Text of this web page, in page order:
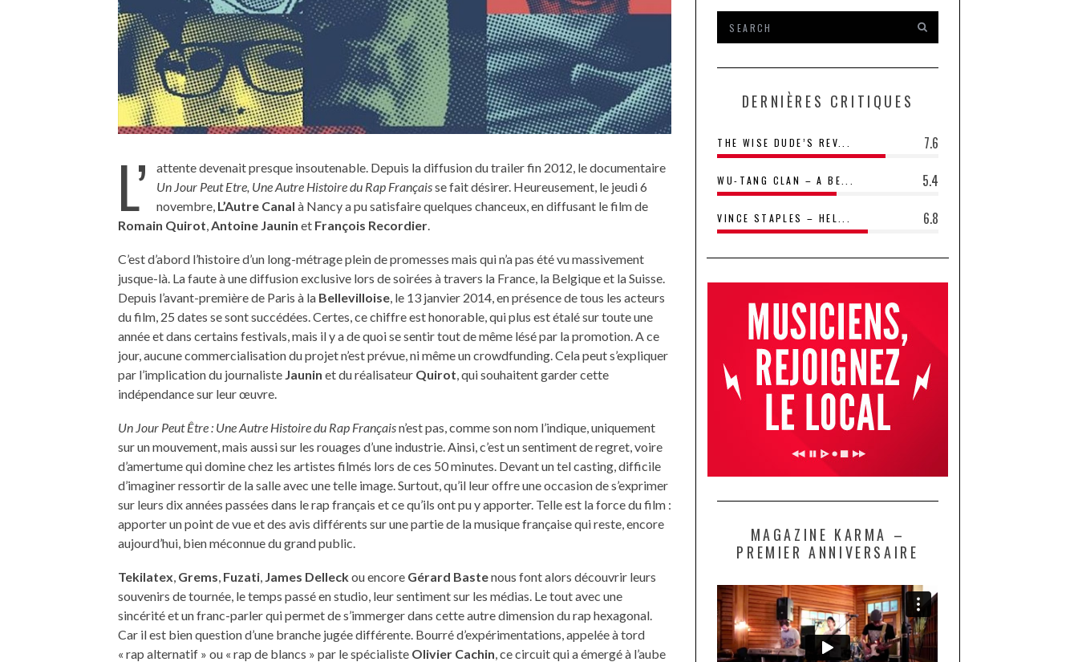
L’
attente devenait presque insoutenable. Depuis la diffusion du trailer fin 2012, le documentaire
Un Jour Peut Etre, Une Autre Histoire du Rap Françaisse fait désirer. Heureusement, le jeudi 6
novembre, L’Autre Canal à Nancy a pu satisfaire quelques chanceux, en diffusant le film de
Romain Quirot,Antoine Jaunin et François Recordier.
C’est d’abord l’histoire d’un long-métrage plein de promesses mais qui n’a pas été vu massivement
jusque-là. La faute à une diffusion exclusive lors de soirées à travers la France, la Belgique et la Suisse.
Depuis l’avant-première de Paris à la Bellevilloise, le 13 janvier 2014, en présence de tous les acteurs
du film, 25 dates se sont succédées. Certes, ce chiffre est honorable, qui plus est étalé sur toute une
année et dans certains festivals, mais il y a de quoi se sentir tout de même lésé par la promotion. A ce
jour, aucune commercialisation du projet n’est prévue, ni même un crowdfunding. Cela peut s’expliquer
par l’implication du journaliste Jaunin et du réalisateur Quirot, qui souhaitent garder cette
indépendance sur leur œuvre.
Un Jour Peut Être : Une Autre Histoire du Rap Françaisn’est pas, comme son nom l’indique, uniquement
sur un mouvement, mais aussi sur les rouages d’une industrie. Ainsi, c’est un sentiment de regret, voire
d’amertume qui domine chez les artistes filmés lors de ces 50 minutes. Devant un tel casting, difficile
d’imaginer ressortir de la salle avec une telle image. Surtout, qu’il leur offre une occasion de s’exprimer
sur leurs dix années passées dans le rap français et ce qu’ils ont pu y apporter. Telle est la force du film :
apporter un point de vue et des avis différents sur une partie de la musique française qui reste, encore
aujourd’hui, bien méconnue du grand public.
Tekilatex, Grems, Fuzati, James Delleckou encore Gérard Bastenous font alors découvrir leurs
souvenirs de tournée, le temps passé en studio, leur sentiment sur les médias. Le tout avec une
sincérité et un franc-parler qui permet de s’immerger dans cette autre dimension du rap hexagonal.
Car il est bien question d’une branche jugée différente. Bourré d’expérimentations, appelée à tord
« rap alternatif » ou « rap de blancs » par le spécialiste Olivier Cachin, ce circuit qui a émergé à l’aube
DERNIÈRES CRITIQUES
7.6
THE WISE DUDE’S REV...
5.4
WU-TANG CLAN – A BE...
6.8
VINCE STAPLES – HEL...
MAGAZINE KARMA –
PREMIER ANNIVERSAIRE